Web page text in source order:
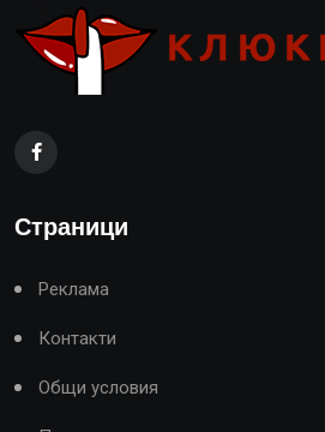
Страници
Реклама
Контакти
Общи условия